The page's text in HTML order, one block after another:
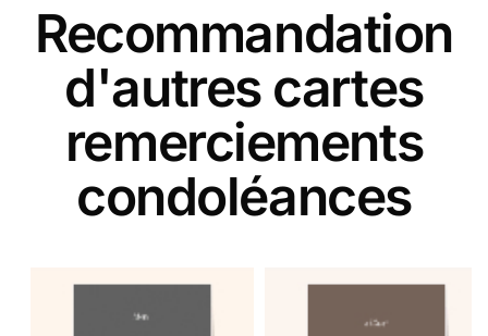
Recommandation
d'autres cartes
remerciements
condoléances